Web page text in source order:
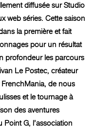
diffusée sur Studio
web séries. Cette saison
la première et fait
pour un résultat
profondeur les parcours
Le Postec, créateur
de nous
et le tournage à
des aventures
Point G, l’association